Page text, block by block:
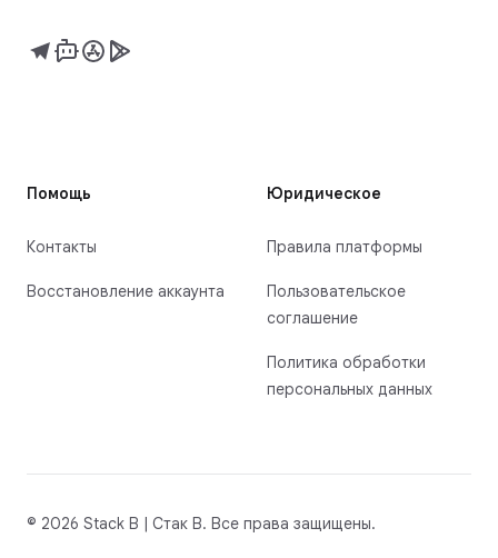
Telegram
Telegram Бот
App Store
Google Play
Помощь
Контакты
Восстановление аккаунта
Юридическое
Правила платформы
Пользовательское
соглашение
Политика обработки
персональных данных
© 2026 Stack B | Стак B. Все права защищены.